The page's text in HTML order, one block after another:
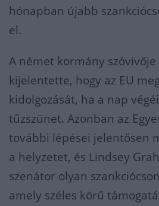
hónapban újabb
el.
A német kormány
kijelentette, hogy az EU
kidolgozását, ha a nap
tűzszünet. Azonban az
további lépései jelentősen
a helyzetet, és Lindsey
szenátor olyan
amely széles körű